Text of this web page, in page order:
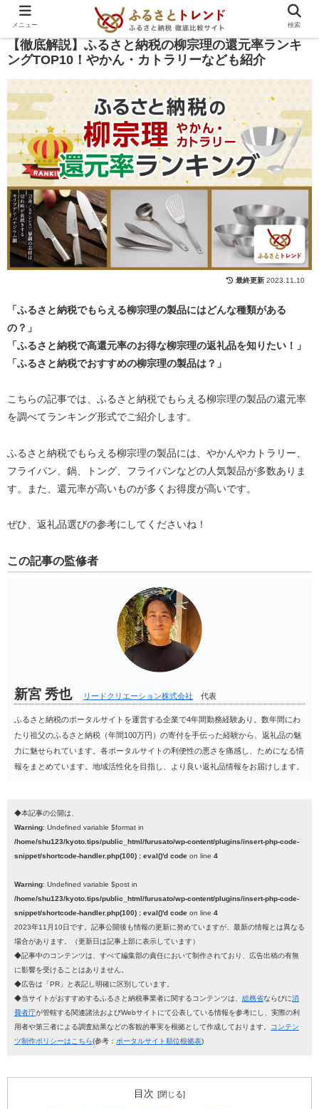
PR
【徹底解説】ふるさと納税の柳宗理の還元率ランキ
ングTOP10！やかん・カトラリーなども紹介
2023.11.10
「ふるさと納税でもらえる柳宗理の製品にはどんな種類がある
の？」
「ふるさと納税で高還元率のお得な柳宗理の返礼品を知りたい！」
「ふるさと納税でおすすめの柳宗理の製品は？」
こちらの記事では、ふるさと納税でもらえる柳宗理の製品の還元率
を調べてランキング形式でご紹介します。
ふるさと納税でもらえる柳宗理の製品には、やかんやカトラリー、
フライパン、鍋、トング、フライパンなどの人気製品が多数ありま
す。また、還元率が高いものが多くお得度が高いです。
ぜひ、返礼品選びの参考にしてくださいね！
この記事の監修者
新宮 秀也 リードクリエーション株式会社 代表
ふるさと納税のポータルサイトを運営する企業で4年間勤務経験あり。数年間にわ
たり祖父のふるさと納税（年間100万円）の寄付を手伝った経験から、返礼品の魅
力に魅せられています。各ポータルサイトの利便性の悪さを痛感し、ためになる情
報をまとめています。地域活性化を目指し、より良い返礼品情報をお届けします。
◆本記事の公開は、
Warning: Undefined variable $format in
/home/shu123/kyoto.tips/public_html/furusato/wp-content/plugins/insert-php-code-
snippet/shortcode-handler.php(100) : eval()'d code on line 4
Warning: Undefined variable $post in
/home/shu123/kyoto.tips/public_html/furusato/wp-content/plugins/insert-php-code-
snippet/shortcode-handler.php(100) : eval()'d code on line 4
2023年11月10日です。記事公開後も情報の更新に努めていますが、最新の情報とは異なる
場合があります。（更新日は記事上部に表示しています）
◆記事中のコンテンツは、すべて編集部の責任において制作されており、広告出稿の有無
に影響を受けることはありません。
◆広告は「PR」と表記し明確に区別しています。
◆当サイトがおすすめするふるさと納税事業者に関するコンテンツは、 総務省ならびに消
費者庁が管轄する関連諸法およびWebサイトにて公表している情報を参考にし、実際の利
用者や第三者による調査結果などの客観的事実を根拠として作成しております。 コンテン
ツ制作ポリシーはこちら(参考： ポータルサイト順位根拠表)
目次
メニュー 検索